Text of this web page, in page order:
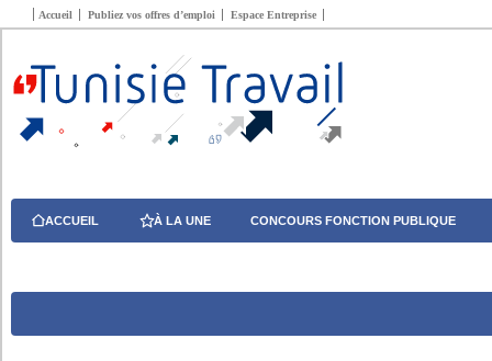
Accueil Publiez vos offres d’emploi Espace Entreprise
ACCUEIL À LA UNE CONCOURS FONCTION PUBLIQUE